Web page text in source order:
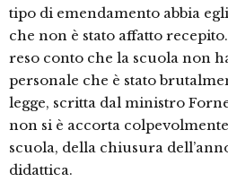
tipo di emendamento abbia
che non è stato affatto
reso conto che la scuola non
personale che è stato
legge, scritta dal ministro
non si è accorta
scuola, della chiusura
didattica.